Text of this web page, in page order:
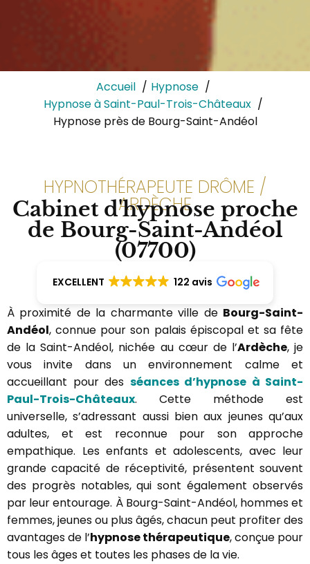
Accueil
Hypnose
Hypnose à Saint-Paul-Trois-Châteaux
Hypnose près de Bourg-Saint-Andéol
HYPNOTHÉRAPEUTE DRÔME /
ARDÈCHE
Cabinet d'hypnose proche
de Bourg-Saint-Andéol
(07700)
EXCELLENT 122 avis
À proximité de la charmante ville de Bourg-Saint-
Andéol, connue pour son palais épiscopal et sa fête
de la Saint-Andéol, nichée au cœur de l’Ardèche, je
vous invite dans un environnement calme et
accueillant pour des séances d’hypnose à Saint-
Paul-Trois-Châteaux. Cette méthode est
universelle, s’adressant aussi bien aux jeunes qu’aux
adultes, et est reconnue pour son approche
empathique. Les enfants et adolescents, avec leur
grande capacité de réceptivité, présentent souvent
des progrès notables, qui sont également observés
par leur entourage. À Bourg-Saint-Andéol, hommes et
femmes, jeunes ou plus âgés, chacun peut profiter des
avantages de l’hypnose thérapeutique, conçue pour
tous les âges et toutes les phases de la vie.